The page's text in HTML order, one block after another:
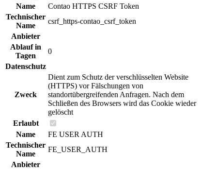
Name
Contao HTTPS CSRF Token
Technischer
Name
csrf_https-contao_csrf_token
Anbieter
Ablauf in
Tagen
0
Datenschutz
Zweck
Dient zum Schutz der verschlüsselten Website
(HTTPS) vor Fälschungen von
standortübergreifenden Anfragen. Nach dem
Schließen des Browsers wird das Cookie wieder
gelöscht
Erlaubt
Name
FE USER AUTH
Technischer
Name
FE_USER_AUTH
Anbieter